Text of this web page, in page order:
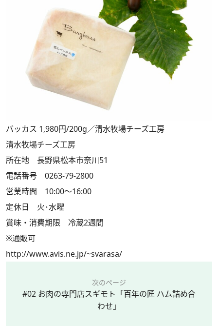
バッカス 1,980円/200g／清水牧場チーズ工房
清水牧場チーズ工房
所在地 長野県松本市奈川51
電話番号 0263-79-2800
営業時間 10:00～16:00
定休日 火･水曜
賞味・消費期限 冷蔵2週間
※通販可
http://www.avis.ne.jp/~svarasa/
次のページ
#02 お肉の専門店スギモト「百年の匠 ハム詰め合
わせ」